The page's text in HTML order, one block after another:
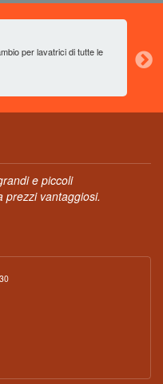
per lavatrici di tutte le
e piccoli
prezzi vantaggiosi.